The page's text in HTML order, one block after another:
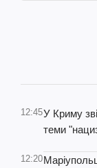
12:45У Криму
теми
12:20